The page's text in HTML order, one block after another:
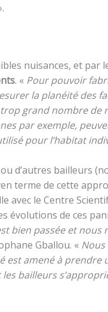
nuisances, et par
. « Pour pouvoir
la planéité des
grand nombre de
par exemple,
pour l’habitat
d’autres bailleurs
terme de cette
avec le Centre
évolutions de ces
bien passée et nous
Gballou. «
amené à prendre
bailleurs